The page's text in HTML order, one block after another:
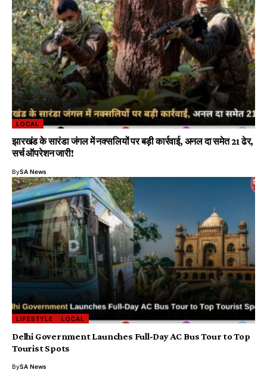
LOCAL
झारखंड के सारंडा जंगल में नक्सलियों पर बड़ी कार्रवाई, अनल दा समेत 21 ढेर,
सर्च ऑपरेशन जारी!
BySA News
LIFESTYLE LOCAL
Delhi Government Launches Full-Day AC Bus Tour to Top
Tourist Spots
BySA News